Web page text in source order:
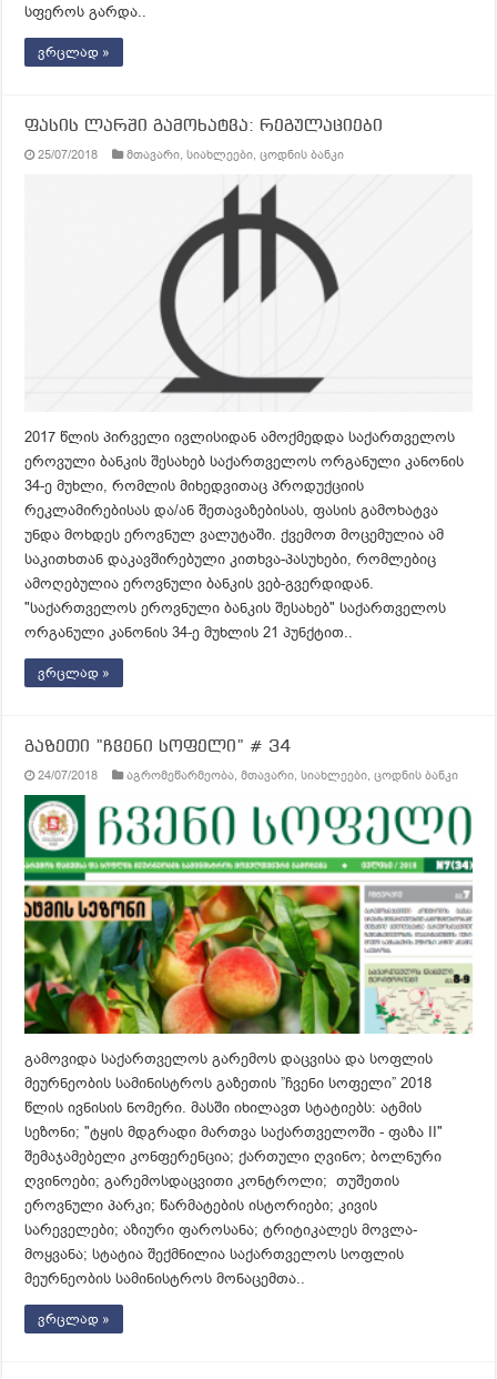
სფეროს გარდა..
ვრცლად »
ფასის ლარში გამოხატვა: რეგულაციები
25/07/2018 მთავარი,სიახლეები,ცოდნის ბანკი
2017 წლის პირველი ივლისიდან ამოქმედდა საქართველოს
ეროვული ბანკის შესახებ საქართველოს ორგანული კანონის
34-ე მუხლი, რომლის მიხედვითაც პროდუქციის
რეკლამირებისას და/ან შეთავაზებისას, ფასის გამოხატვა
უნდა მოხდეს ეროვნულ ვალუტაში. ქვემოთ მოცემულია ამ
საკითხთან დაკავშირებული კითხვა-პასუხები, რომლებიც
ამოღებულია ეროვნული ბანკის ვებ-გვერდიდან.
"საქართველოს ეროვნული ბანკის შესახებ" საქართველოს
ორგანული კანონის 34-ე მუხლის 21 პუნქტით..
ვრცლად »
გაზეთი ”ჩვენი სოფელი” # 34
24/07/2018 აგრომეწარმეობა,მთავარი,სიახლეები,ცოდნის ბანკი
გამოვიდა საქართველოს გარემოს დაცვისა და სოფლის
მეურნეობის სამინისტროს გაზეთის ”ჩვენი სოფელი” 2018
წლის ივნისის ნომერი. მასში იხილავთ სტატიებს: ატმის
სეზონი; "ტყის მდგრადი მართვა საქართველოში - ფაზა II"
შემაჯამებელი კონფერენცია; ქართული ღვინო; ბოლნური
ღვინოები; გარემოსდაცვითი კონტროლი; თუშეთის
ეროვნული პარკი; წარმატების ისტორიები; კივის
სარეველები; აზიური ფაროსანა; ტრიტიკალეს მოვლა-
მოყვანა; სტატია შექმნილია საქართველოს სოფლის
მეურნეობის სამინისტროს მონაცემთა..
ვრცლად »